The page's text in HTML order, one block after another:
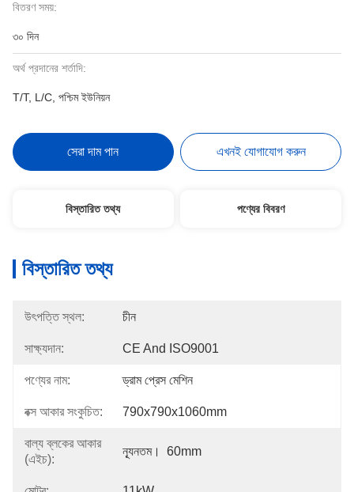
বিতরণ সময়:
৩০ দিন
অর্থ প্রদানের শর্তাদি:
T/T, L/C, পশ্চিম ইউনিয়ন
সেরা দাম পান এখনই যোগাযোগ করুন
বিস্তারিত তথ্য পণ্যের বিবরণ
বিস্তারিত তথ্য
উৎপত্তি স্থল: চীন
সাক্ষ্যদান: CE And ISO9001
পণ্যের নাম: ড্রাম প্রেস মেশিন
বক্স আকার সংকুচিত: 790x790x1060mm
বাল্য ব্লকের আকার
(এইচ):
ন্যূনতম।  60mm